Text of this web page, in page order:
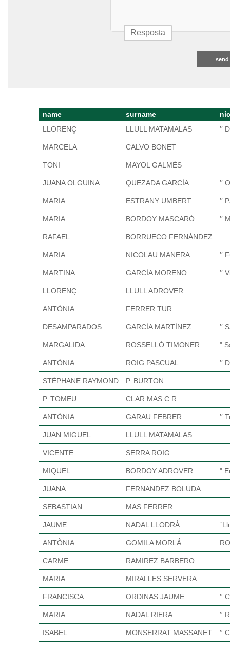
send
name surname
LLORENÇ
LLULL MATAMALAS ′′
MARCELA CALVO BONET
TONI MAYOL GALMÉS
JUANA OLGUINA QUEZADA GARCÍA ′′
MARIA ESTRANY UMBERT ′′
MARIA BORDOY MASCARÓ ′′
RAFAEL BORRUECO FERNÁNDEZ
MARIA NICOLAU MANERA ′′
MARTINA GARCÍA MORENO ′′
LLORENÇ LLULL ADROVER
ANTÒNIA FERRER TUR
DESAMPARADOS GARCÍA MARTÍNEZ ′′
MARGALIDA ROSSELLÓ TIMONER "
ANTÒNIA ROIG PASCUAL ′′
STÉPHANE RAYMOND P. BURTON
P. TOMEU CLAR MAS C.R.
ANTÒNIA GARAU FEBRER ′′
JUAN MIGUEL LLULL MATAMALAS
VICENTE SERRA ROIG
MIQUEL BORDOY ADROVER "
JUANA FERNANDEZ BOLUDA
SEBASTIAN MAS FERRER
JAUME NADAL LLODRÀ
ANTÒNIA GOMILA MORLÁ
CARME RAMIREZ BARBERO
MARIA MIRALLES SERVERA
FRANCISCA ORDINAS JAUME ′′
MARIA NADAL RIERA ′′
ISABEL MONSERRAT MASSANET ′′